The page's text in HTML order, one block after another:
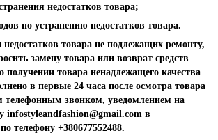
недостатков товара;
по устранению недостатков товара.
товара не подлежащих ремонту,
замену товара или возврат средств
товара ненадлежащего качества
в первые 24 часа после осмотра товара
телефонным звонком, уведомлением на
infostyleandfashion@gmail.com в
телефону +380677552488.